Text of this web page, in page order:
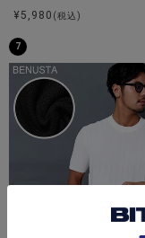
¥ 5,980 (税込)
7